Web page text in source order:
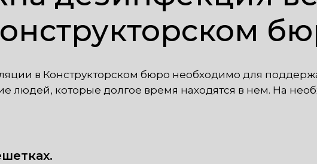
в Конструкторском бюро необходимо для
людей, которые долгое время находятся в нем. На